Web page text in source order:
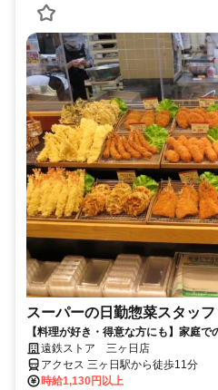
スーパーの日勤惣菜スタッフ
【料理が好き・得意な方にも】家庭
らできる簡単調理◎
遠鉄ストア 三ヶ日店
アクセス 三ヶ日駅から徒歩11分
時給1,130円以上